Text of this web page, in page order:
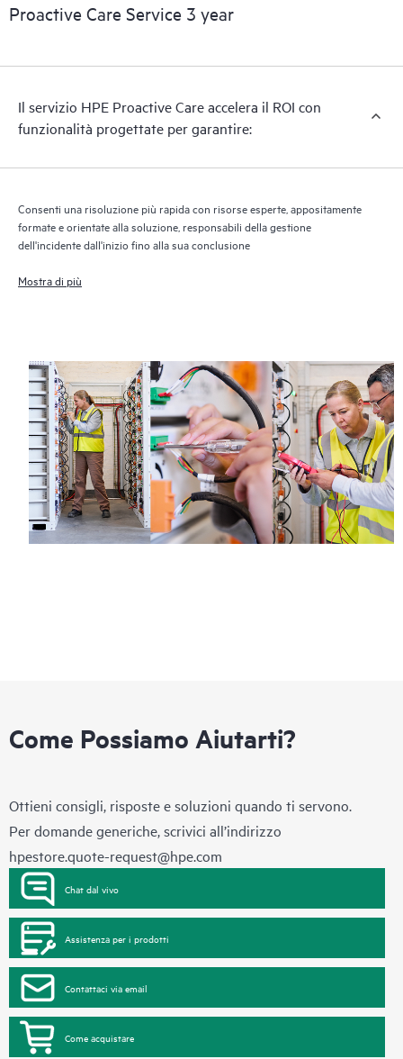
Proactive Care Service 3 year
Il servizio HPE Proactive Care accelera il ROI con
funzionalità progettate per garantire:
Consenti una risoluzione più rapida con risorse esperte, appositamente
formate e orientate alla soluzione, responsabili della gestione
dell'incidente dall'inizio fino alla sua conclusione
Mostra di più
Come Possiamo Aiutarti?
Ottieni consigli, risposte e soluzioni quando ti servono.
Per domande generiche, scrivici all’indirizzo
hpestore.quote-request@hpe.com
Chat dal vivo
Assistenza per i prodotti
Contattaci via email
Come acquistare